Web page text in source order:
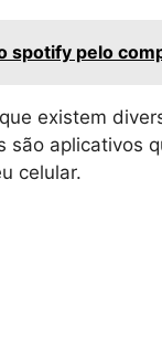
spotify pelo
existem
são aplicativos
celular.